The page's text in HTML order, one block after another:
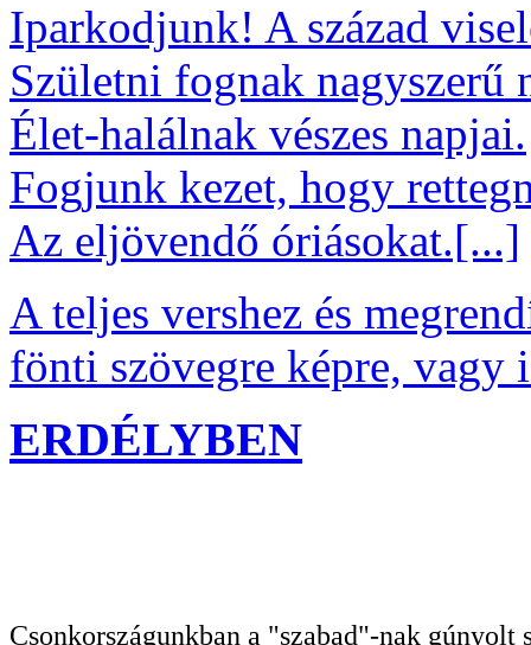
Iparkodjunk! A század
Születni fognak nagyszerű
Élet-halálnak vészes napjai.
Fogjunk kezet, hogy
Az eljövendő óriásokat.[...]
A teljes vershez és
fönti szövegre képre, vagy
ERDÉLYBEN
Csonkországunkban a "szabad"-nak